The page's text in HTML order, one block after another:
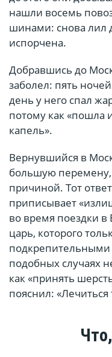
нашли восемь
шинами: снова лил
испорчена.
Добравшись до
заболел: пять
день у него спал
потому как «пошла
капель».
Вернувшийся в
большую перемену,
причиной. Тот
приписывает
во время поездки в
царь, которого
подкрепительными
подобных случаях
как «принять
пояснил: